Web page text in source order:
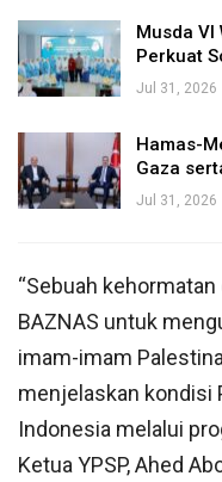
Musda
Perkuat
Jul 31, 2026
Hamas-
Gaza
Jul 31, 2026
“Sebuah
BAZNAS untuk
imam-imam
menjelaskan kondisi
Indonesia melalui
Ketua YPSP, Ahed